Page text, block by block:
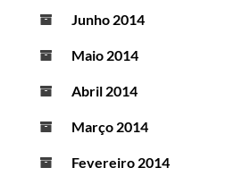
Junho 2014
Maio 2014
Abril 2014
Março 2014
Fevereiro 2014